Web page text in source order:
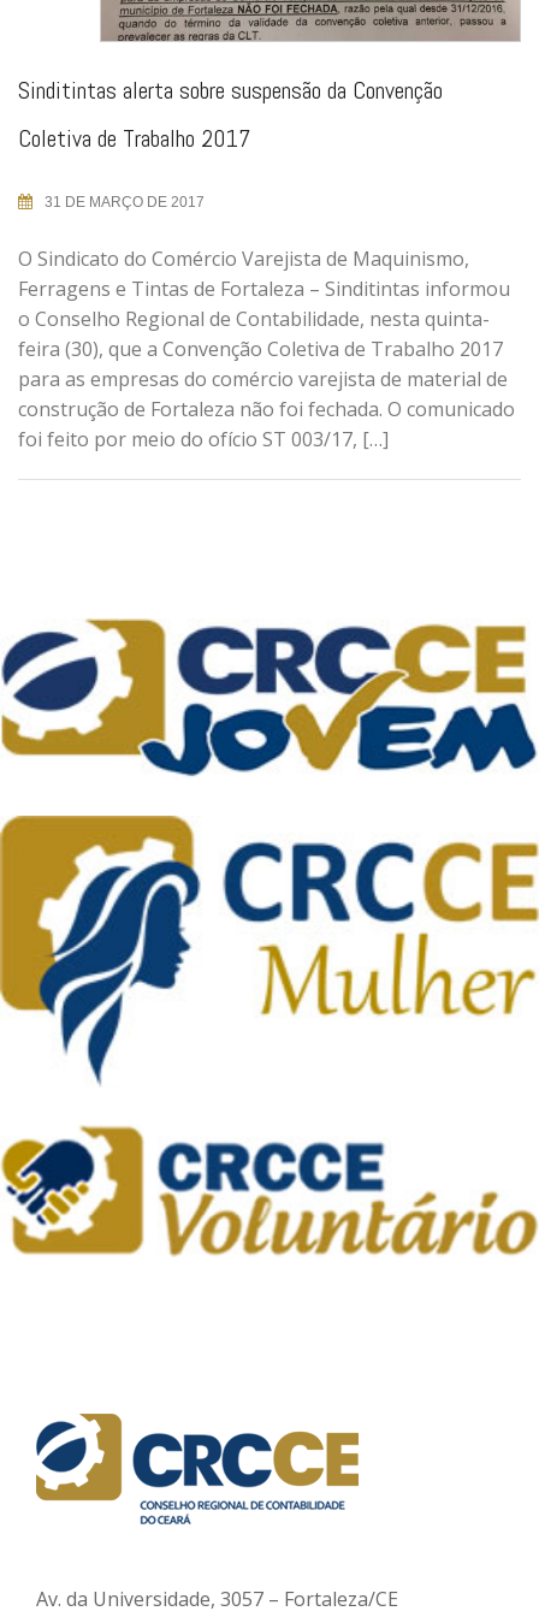
Sinditintas alerta sobre suspensão da Convenção
Coletiva de Trabalho 2017
31 DE MARÇO DE 2017
O Sindicato do Comércio Varejista de Maquinismo,
Ferragens e Tintas de Fortaleza – Sinditintas informou
o Conselho Regional de Contabilidade, nesta quinta-
feira (30), que a Convenção Coletiva de Trabalho 2017
para as empresas do comércio varejista de material de
construção de Fortaleza não foi fechada. O comunicado
foi feito por meio do ofício ST 003/17, […]
Av. da Universidade, 3057 – Fortaleza/CE